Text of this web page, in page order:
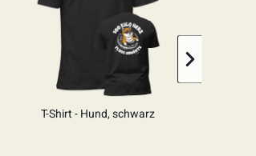
T-Shirt - Hund, schwarz